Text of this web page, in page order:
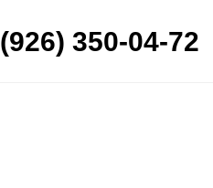
(926) 350-04-72